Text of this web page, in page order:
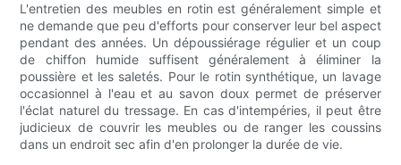
L'entretien des meubles en rotin est généralement simple et
ne demande que peu d'efforts pour conserver leur bel aspect
pendant des années. Un dépoussiérage régulier et un coup
de chiffon humide suffisent généralement à éliminer la
poussière et les saletés. Pour le rotin synthétique, un lavage
occasionnel à l'eau et au savon doux permet de préserver
l'éclat naturel du tressage. En cas d'intempéries, il peut être
judicieux de couvrir les meubles ou de ranger les coussins
dans un endroit sec afin d'en prolonger la durée de vie.